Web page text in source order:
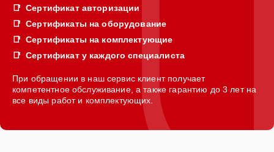
Сертификат авторизации
Сертификаты на оборудование
Сертификаты на комплектующие
Сертификат у каждого специалиста
При обращении в наш сервис клиент получает
компетентное обслуживание, а также гарантию до 3 лет на
все виды работ и комплектующих.